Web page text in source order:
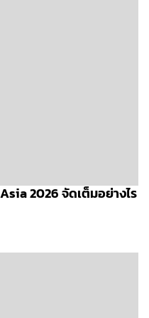
2026 จัดเต็มอย่างไร